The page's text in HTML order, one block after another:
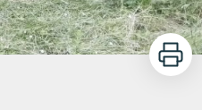
Imprimer